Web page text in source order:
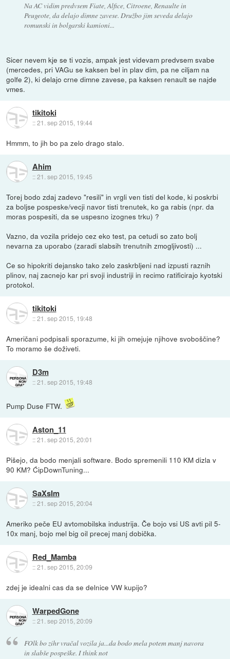
Na AC vidim predvsem Fiate, Alfice, Citroene, Renaulte in
Peugeote, da delajo dimne zavese. Družbo jim seveda delajo
romunski in bolgarski kamioni...
Sicer nevem kje se ti vozis, ampak jest videvam predvsem svabe
(mercedes, pri VAGu se kaksen bel in plav dim, pa ne ciljam na
golfe 2), ki delajo crne dimne zavese, pa kaksen renault se najde
vmes.
tikitoki
::21. sep 2015, 19:44
Hmmm, to jih bo pa zelo drago stalo.
Ahim
::21. sep 2015, 19:45
Torej bodo zdaj zadevo "resili" in vrgli ven tisti del kode, ki poskrbi
za boljse pospeske/vecji navor tisti trenutek, ko ga rabis (npr. da
moras pospesiti, da se uspesno izognes trku) ?
Vazno, da vozila pridejo cez eko test, pa cetudi so zato bolj
nevarna za uporabo (zaradi slabsih trenutnih zmogljivosti) ...
Ce so hipokriti dejansko tako zelo zaskrbljeni nad izpusti raznih
plinov, naj zacnejo kar pri svoji industriji in recimo ratificirajo kyotski
protokol.
tikitoki
::21. sep 2015, 19:48
Američani podpisali sporazume, ki jih omejuje njihove svoboščine?
To moramo še doživeti.
D3m
::21. sep 2015, 19:48
Pump Duse FTW.
Aston_11
::21. sep 2015, 20:01
Pišejo, da bodo menjali software. Bodo spremenili 110 KM dizla v
90 KM? ĆipDownTuning...
SaXsIm
::21. sep 2015, 20:04
Ameriko peče EU avtomobilska industrija. Če bojo vsi US avti pil 5-
10x manj, bojo mel big oil precej manj dobička.
Red_Mamba
::21. sep 2015, 20:09
zdej je idealni cas da se delnice VW kupijo?
WarpedGone
::21. sep 2015, 20:09
FOlk bo zihr vračal vozila ja...da bodo mela potem manj navora
in slabše pospeške. I think not